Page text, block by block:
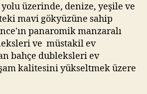
üzerinde, denize, yeşile ve
mavi gökyüzüne sahip
panaromik manzaralı
ve müstakil ev
bahçe dubleksleri ev
kalitesini yükseltmek üzere